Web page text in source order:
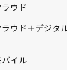
ウド
ウド＋デジタ
イル